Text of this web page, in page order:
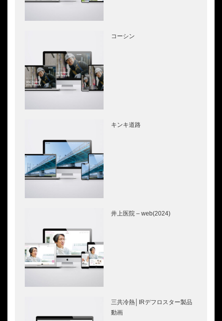
コーシン
キンキ道路
井上医院 – web(2024)
三共冷熱│IRデフロスター製品
動画